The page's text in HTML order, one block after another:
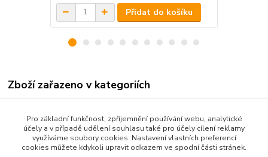
Přidat do košíku
Zboží zařazeno v kategoriích
POPPY GRACE MATE
Čepičky Poppy
Pro základní funkčnost, zpříjemnění používání webu, analytické
účely a v případě udělení souhlasu také pro účely cílení reklamy
využíváme soubory cookies. Nastavení vlastních preferencí
cookies můžete kdykoli upravit odkazem ve spodní části stránek.